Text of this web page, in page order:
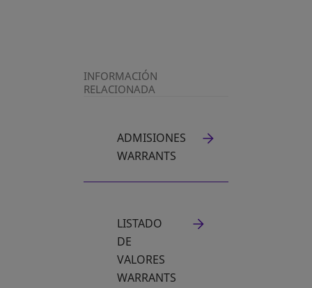
INFORMACIÓN
RELACIONADA
ADMISIONES
WARRANTS
LISTADO
DE
VALORES
WARRANTS